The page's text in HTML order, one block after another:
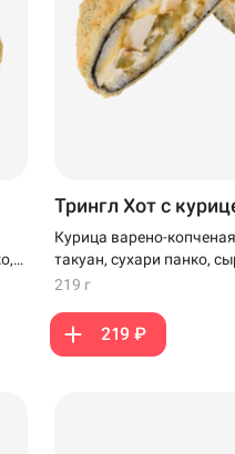
Трингл Хот с
Курица варено-
такуан, сухари панко,
219 г
219 ₽